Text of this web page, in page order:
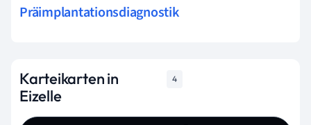
Präimplantationsdiagnostik
Karteikarten in
Eizelle
4